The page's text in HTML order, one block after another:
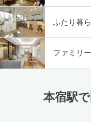
ふたり暮
ファミリ
本宿駅